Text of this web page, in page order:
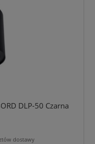
DLP-50 Czarna
dostawy